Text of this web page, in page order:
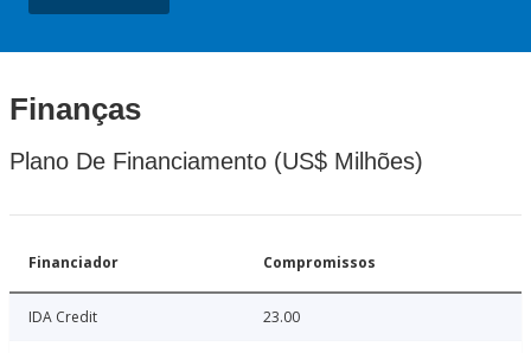
Finanças
Plano De Financiamento (US$ Milhões)
Financiador Compromissos
IDA Credit 23.00